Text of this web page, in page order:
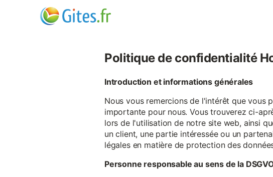
Politique de confidentialité
Introduction et informations générales
Nous vous remercions de l'intérêt que vous
importante pour nous. Vous trouverez ci-
lors de l'utilisation de notre site web, ainsi
un client, une partie intéressée ou un
légales en matière de protection des
Personne responsable au sens de la